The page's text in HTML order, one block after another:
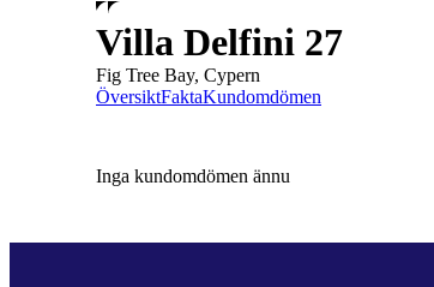
Villa Delfini 27
Fig Tree Bay, Cypern
ÖversiktFaktaKundomdömen
Inga kundomdömen ännu